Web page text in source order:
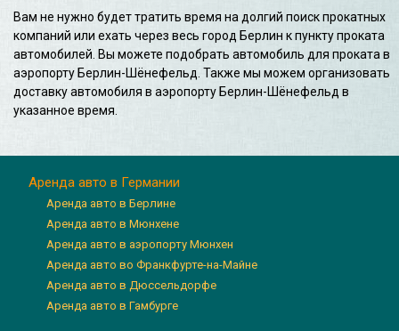
Вам не нужно будет тратить время на долгий поиск прокатных
компаний или ехать через весь город Берлин к пункту проката
автомобилей. Вы можете подобрать автомобиль для проката в
аэропорту Берлин-Шёнефельд. Также мы можем организовать
доставку автомобиля в аэропорту Берлин-Шёнефельд в
указанное время.
Аренда авто в Германии
Аренда авто в Берлине
Аренда авто в Мюнхене
Аренда авто в аэропорту Мюнхен
Аренда авто во Франкфурте-на-Майне
Аренда авто в Дюссельдорфе
Аренда авто в Гамбурге